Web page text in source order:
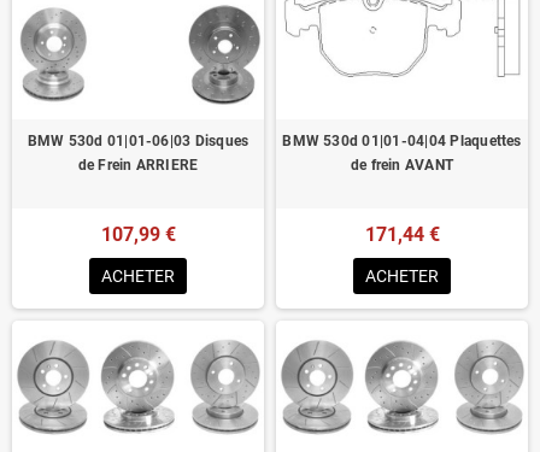
BMW 530d 01|01-06|03 Disques
de Frein ARRIERE
107,99 €
ACHETER
BMW 530d 01|01-04|04 Plaquettes
de frein AVANT
171,44 €
ACHETER